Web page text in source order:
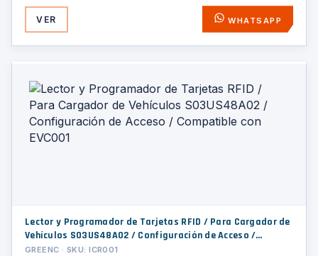
VER WHATSAPP
Lector y Programador de Tarjetas RFID / Para Cargador de
Vehículos S03US48A02 / Configuración de Acceso /
Compatible con EVC001
GREENC · SKU: ICR001